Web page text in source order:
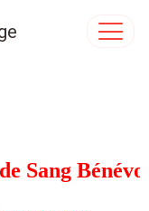
Sang